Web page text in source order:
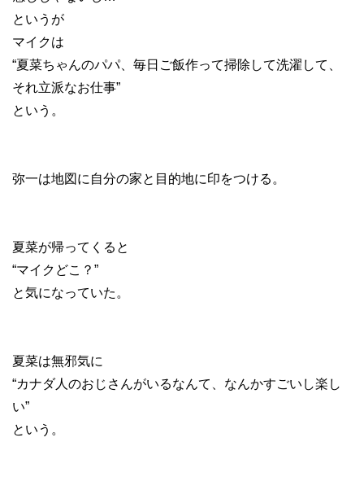
というが
マイクは
“夏菜ちゃんのパパ、毎日ご飯作って掃除して洗濯して、
それ立派なお仕事”
という。
弥一は地図に自分の家と目的地に印をつける。
夏菜が帰ってくると
“マイクどこ？”
と気になっていた。
夏菜は無邪気に
“カナダ人のおじさんがいるなんて、なんかすごいし楽し
い”
という。